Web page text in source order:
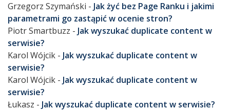
Grzegorz Szymański - Jak żyć bez Page Ranku i jakimi
parametrami go zastąpić w ocenie stron?
Piotr Smartbuzz - Jak wyszukać duplicate content w
serwisie?
Karol Wójcik - Jak wyszukać duplicate content w
serwisie?
Karol Wójcik - Jak wyszukać duplicate content w
serwisie?
Łukasz - Jak wyszukać duplicate content w serwisie?